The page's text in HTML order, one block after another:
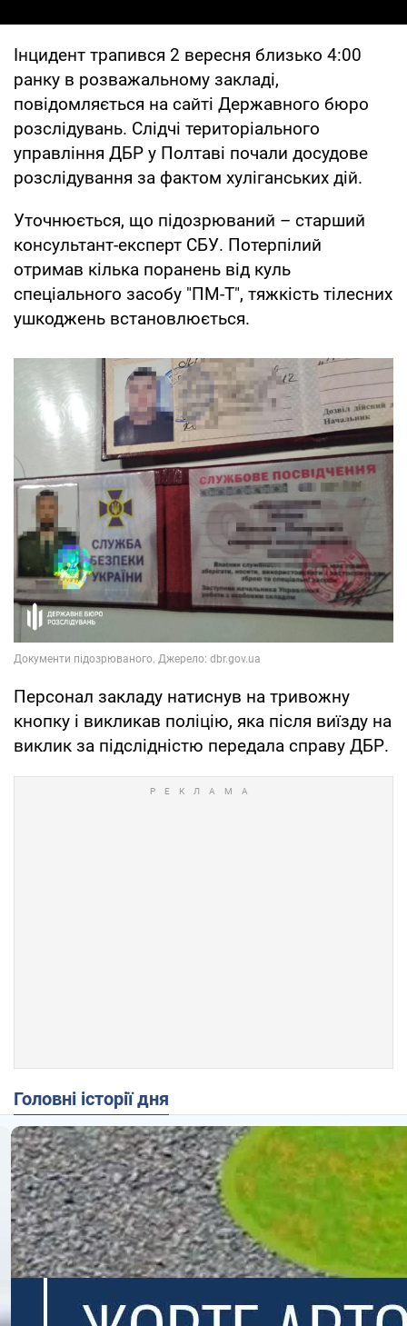
Інцидент трапився 2 вересня близько 4:00
ранку в розважальному закладі,
повідомляється на сайті Державного бюро
розслідувань. Слідчі територіального
управління ДБР у Полтаві почали досудове
розслідування за фактом хуліганських дій.
Уточнюється, що підозрюваний – старший
консультант-експерт СБУ. Потерпілий
отримав кілька поранень від куль
спеціального засобу "ПМ-Т", тяжкість тілесних
ушкоджень встановлюється.
Персонал закладу натиснув на тривожну
кнопку і викликав поліцію, яка після виїзду на
виклик за підслідністю передала справу ДБР.
Головні історії дня